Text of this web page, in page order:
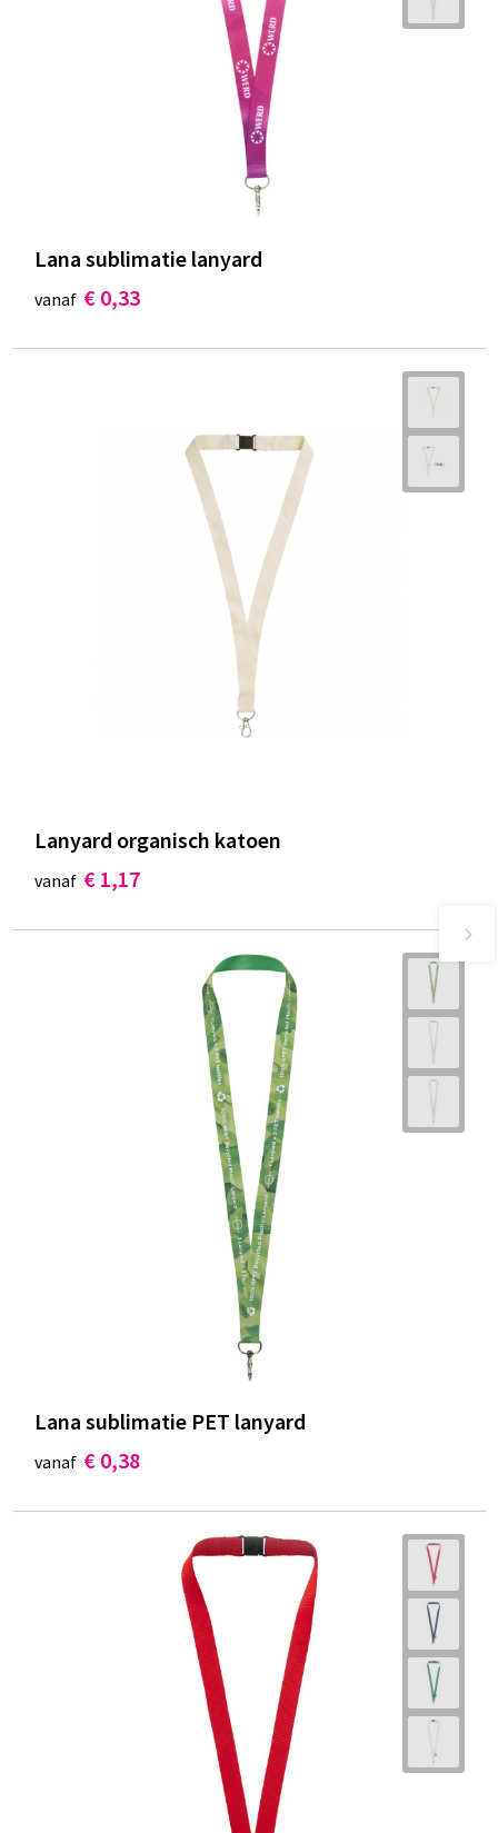
Lana sublimatie lanyard
vanaf € 0,33
Lanyard organisch katoen
vanaf € 1,17
Lana sublimatie PET lanyard
vanaf € 0,38